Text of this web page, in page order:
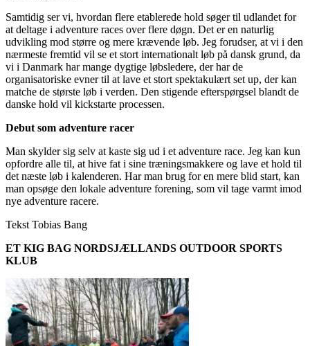
Samtidig ser vi, hvordan flere etablerede hold søger til udlandet for
at deltage i adventure races over flere døgn. Det er en naturlig
udvikling mod større og mere krævende løb. Jeg forudser, at vi i den
nærmeste fremtid vil se et stort internationalt løb på dansk grund, da
vi i Danmark har mange dygtige løbsledere, der har de
organisatoriske evner til at lave et stort spektakulært set up, der kan
matche de største løb i verden. Den stigende efterspørgsel blandt de
danske hold vil kickstarte processen.
Debut som adventure racer
Man skylder sig selv at kaste sig ud i et adventure race. Jeg kan kun
opfordre alle til, at hive fat i sine træningsmakkere og lave et hold til
det næste løb i kalenderen. Har man brug for en mere blid start, kan
man opsøge den lokale adventure forening, som vil tage varmt imod
nye adventure racere.
Tekst Tobias Bang
ET KIG BAG NORDSJÆLLANDS OUTDOOR SPORTS
KLUB